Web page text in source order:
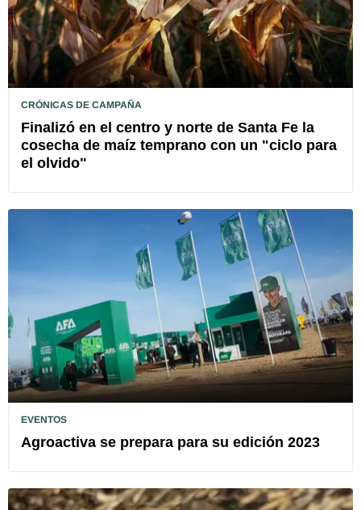
CRÓNICAS DE CAMPAÑA
Finalizó en el centro y norte de Santa Fe la
cosecha de maíz temprano con un "ciclo para
el olvido"
EVENTOS
Agroactiva se prepara para su edición 2023